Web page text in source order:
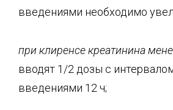
введениями необходимо
при клиренсе креатинина
вводят 1/2 дозы с
введениями 12 ч;